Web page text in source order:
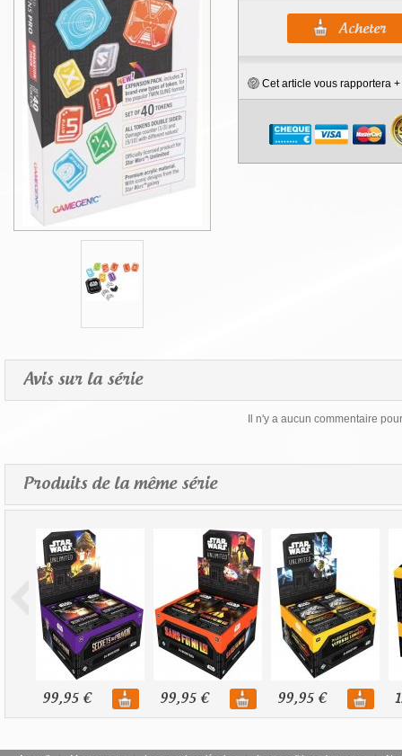
Cet article vous rapportera +
Avis sur la série
Il n'y a aucun commentaire
Produits de la même série
99,95 € 99,95 € 99,95 €